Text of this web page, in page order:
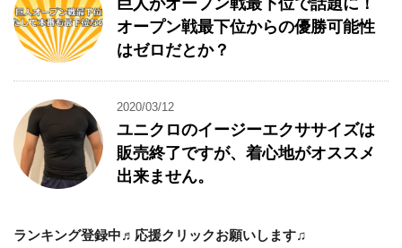
巨人がオープン戦最下位で話題に！
オープン戦最下位からの優勝可能性
はゼロだとか？
2020/03/12
ユニクロのイージーエクササイズは
販売終了ですが、着心地がオススメ
出来ません。
ランキング登録中♬応援クリックお願いします♫